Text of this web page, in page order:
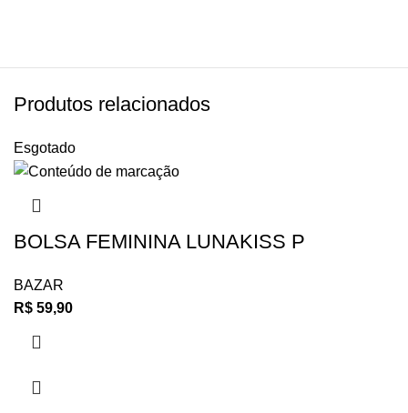
Produtos relacionados
Esgotado
BOLSA FEMININA LUNAKISS P
BAZAR
R$ 59,90